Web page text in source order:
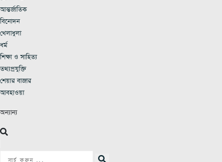
আন্তর্জাতিক
বিনোদন
খেলাধুলা
ধর্ম
শিক্ষা ও সাহিত্য
তথ্যপ্রযুক্তি
শেয়ার বাজার
আবহাওয়া
অন্যান্য